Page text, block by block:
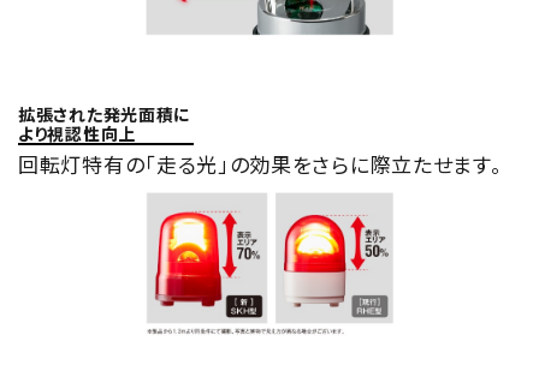
拡張された発光面積に
より視認性向上
回転灯特有の「走る光」の効果をさらに際立たせます。